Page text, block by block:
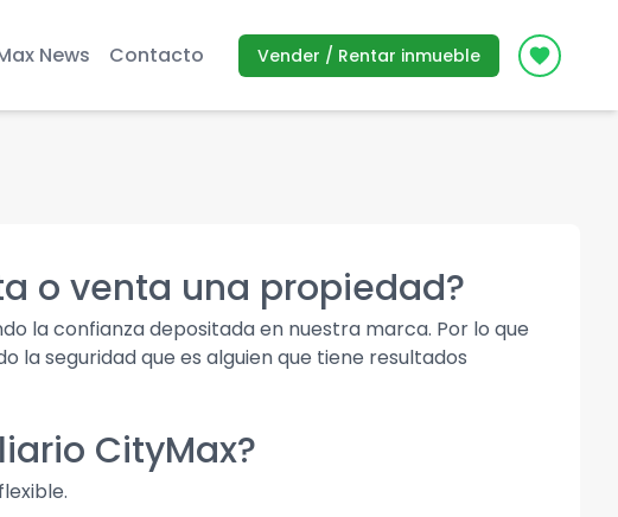
News Contacto Vender / Rentar inmueble Icon
o venta una propiedad?
la confianza depositada en nuestra marca. Por lo que
seguridad que es alguien que tiene resultados
CityMax?